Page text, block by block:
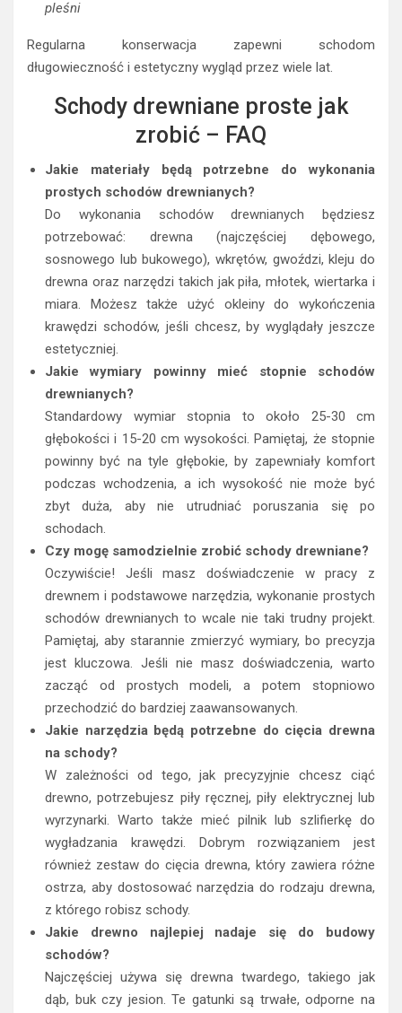
pleśni
Regularna konserwacja zapewni schodom
długowieczność i estetyczny wygląd przez wiele lat.
Schody drewniane proste jak
zrobić – FAQ
Jakie materiały będą potrzebne do wykonania
prostych schodów drewnianych?
Do wykonania schodów drewnianych będziesz
potrzebować: drewna (najczęściej dębowego,
sosnowego lub bukowego), wkrętów, gwoździ, kleju do
drewna oraz narzędzi takich jak piła, młotek, wiertarka i
miara. Możesz także użyć okleiny do wykończenia
krawędzi schodów, jeśli chcesz, by wyglądały jeszcze
estetyczniej.
Jakie wymiary powinny mieć stopnie schodów
drewnianych?
Standardowy wymiar stopnia to około 25-30 cm
głębokości i 15-20 cm wysokości. Pamiętaj, że stopnie
powinny być na tyle głębokie, by zapewniały komfort
podczas wchodzenia, a ich wysokość nie może być
zbyt duża, aby nie utrudniać poruszania się po
schodach.
Czy mogę samodzielnie zrobić schody drewniane?
Oczywiście! Jeśli masz doświadczenie w pracy z
drewnem i podstawowe narzędzia, wykonanie prostych
schodów drewnianych to wcale nie taki trudny projekt.
Pamiętaj, aby starannie zmierzyć wymiary, bo precyzja
jest kluczowa. Jeśli nie masz doświadczenia, warto
zacząć od prostych modeli, a potem stopniowo
przechodzić do bardziej zaawansowanych.
Jakie narzędzia będą potrzebne do cięcia drewna
na schody?
W zależności od tego, jak precyzyjnie chcesz ciąć
drewno, potrzebujesz piły ręcznej, piły elektrycznej lub
wyrzynarki. Warto także mieć pilnik lub szlifierkę do
wygładzania krawędzi. Dobrym rozwiązaniem jest
również zestaw do cięcia drewna, który zawiera różne
ostrza, aby dostosować narzędzia do rodzaju drewna,
z którego robisz schody.
Jakie drewno najlepiej nadaje się do budowy
schodów?
Najczęściej używa się drewna twardego, takiego jak
dąb, buk czy jesion. Te gatunki są trwałe, odporne na